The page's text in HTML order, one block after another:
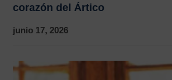
corazón del Ártico
junio 17, 2026